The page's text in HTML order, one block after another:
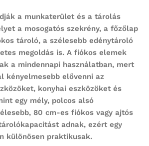
a munkaterület és a tárolás
a mosogatós szekrény, a főzőlap
tároló, a szélesebb edénytároló
megoldás is. A fiókos elemek
a mindennapi használatban, mert
kényelmesebb elővenni az
konyhai eszközöket és
egy mély, polcos alsó
80 cm-es fiókos vagy ajtós
adnak, ezért egy
különösen praktikusak.